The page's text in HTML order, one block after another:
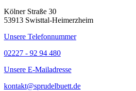
Kölner Straße 30
53913 Swisttal-Heimerzheim
Unsere Telefonnummer
02227 - 92 94 480
Unsere E-Mailadresse
kontakt@sprudelbuett.de